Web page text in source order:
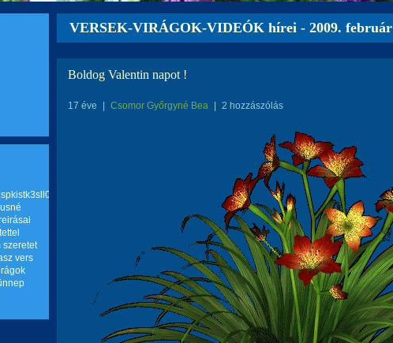
szeretet
vers
VERSEK-VIRÁGOK-VIDEÓK hírei - 2009. február
Boldog Valentin napot !
17 éve Csomor Győrgyné Bea 2 hozzászólás